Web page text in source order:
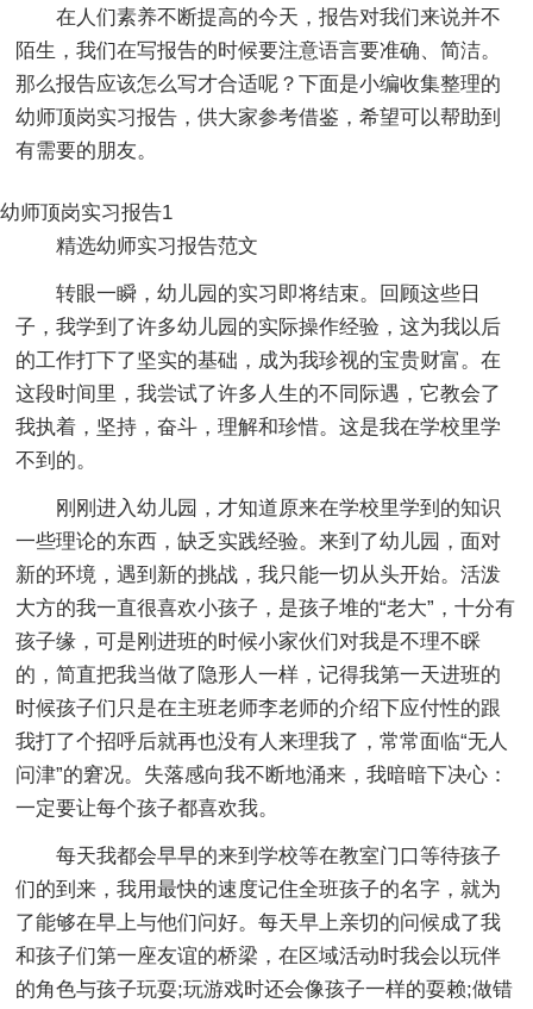
在人们素养不断提高的今天，报告对我们来说并不
陌生，我们在写报告的时候要注意语言要准确、简洁。
那么报告应该怎么写才合适呢？下面是小编收集整理的
幼师顶岗实习报告，供大家参考借鉴，希望可以帮助到
有需要的朋友。
幼师顶岗实习报告1
精选幼师实习报告范文
转眼一瞬，幼儿园的实习即将结束。回顾这些日
子，我学到了许多幼儿园的实际操作经验，这为我以后
的工作打下了坚实的基础，成为我珍视的宝贵财富。在
这段时间里，我尝试了许多人生的不同际遇，它教会了
我执着，坚持，奋斗，理解和珍惜。这是我在学校里学
不到的。
刚刚进入幼儿园，才知道原来在学校里学到的知识
一些理论的东西，缺乏实践经验。来到了幼儿园，面对
新的环境，遇到新的挑战，我只能一切从头开始。活泼
大方的我一直很喜欢小孩子，是孩子堆的“老大”，十分有
孩子缘，可是刚进班的时候小家伙们对我是不理不睬
的，简直把我当做了隐形人一样，记得我第一天进班的
时候孩子们只是在主班老师李老师的介绍下应付性的跟
我打了个招呼后就再也没有人来理我了，常常面临“无人
问津”的窘况。失落感向我不断地涌来，我暗暗下决心：
一定要让每个孩子都喜欢我。
每天我都会早早的来到学校等在教室门口等待孩子
们的到来，我用最快的速度记住全班孩子的名字，就为
了能够在早上与他们问好。每天早上亲切的问候成了我
和孩子们第一座友谊的桥梁，在区域活动时我会以玩伴
的角色与孩子玩耍;玩游戏时还会像孩子一样的耍赖;做错